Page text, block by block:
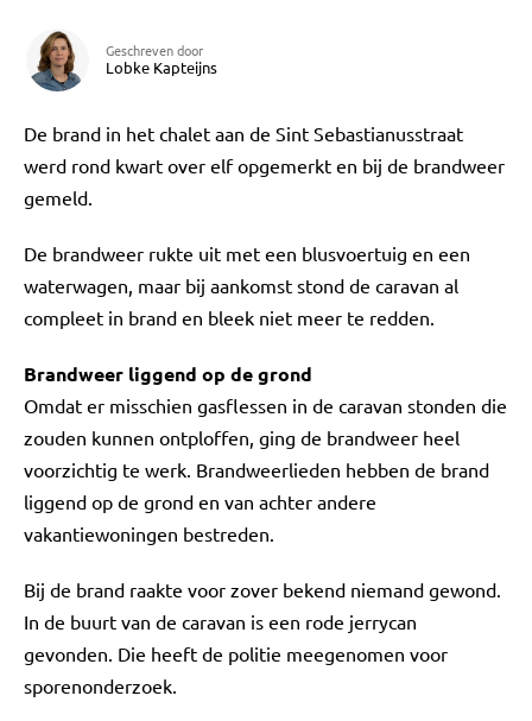
Geschreven door
Lobke Kapteijns
De brand in het chalet aan de Sint Sebastianusstraat
werd rond kwart over elf opgemerkt en bij de brandweer
gemeld.
De brandweer rukte uit met een blusvoertuig en een
waterwagen, maar bij aankomst stond de caravan al
compleet in brand en bleek niet meer te redden.
Brandweer liggend op de grond
Omdat er misschien gasflessen in de caravan stonden die
zouden kunnen ontploffen, ging de brandweer heel
voorzichtig te werk. Brandweerlieden hebben de brand
liggend op de grond en van achter andere
vakantiewoningen bestreden.
Bij de brand raakte voor zover bekend niemand gewond.
In de buurt van de caravan is een rode jerrycan
gevonden. Die heeft de politie meegenomen voor
sporenonderzoek.